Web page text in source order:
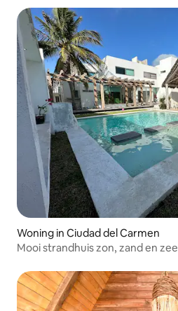
Woning in Ciudad del Carmen
Mooi strandhuis zon, zand en zee